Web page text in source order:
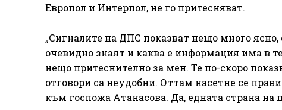
Европол и Интерпол, не го притесняват.
„Сигналите на ДПС показват нещо много
очевидно знаят и каква е информация има в
нещо притеснително за мен. Те по-скоро
отговори са неудобни. Оттам насетне се
към госпожа Атанасова. Да, едната страна